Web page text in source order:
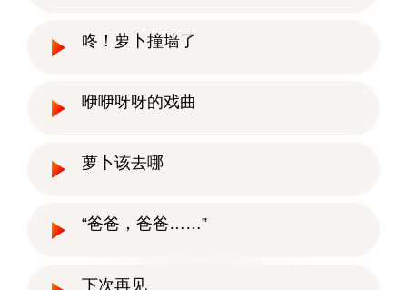
咚！萝卜撞墙了
咿咿呀呀的戏曲
萝卜该去哪
“爸爸，爸爸……”
下次再见